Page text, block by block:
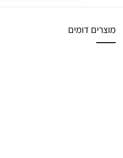
מוצרים דומים